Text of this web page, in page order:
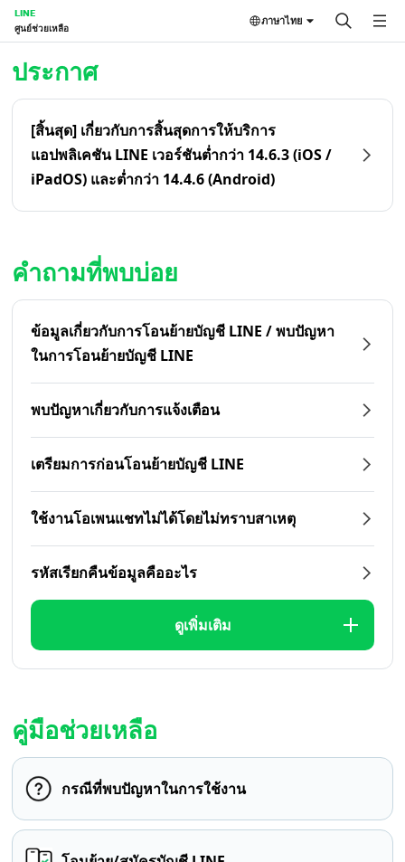
LINE
ศูนย์ช่วยเหลือ
ภาษาไทย
ประกาศ
[สิ้นสุด] เกี่ยวกับการสิ้นสุดการให้บริการ
แอปพลิเคชัน LINE เวอร์ชันต่ำกว่า 14.6.3 (iOS /
iPadOS) และต่ำกว่า 14.4.6 (Android)
คำถามที่พบบ่อย
ข้อมูลเกี่ยวกับการโอนย้ายบัญชี LINE / พบปัญหา
ในการโอนย้ายบัญชี LINE
พบปัญหาเกี่ยวกับการแจ้งเตือน
เตรียมการก่อนโอนย้ายบัญชี LINE
ใช้งานโอเพนแชทไม่ได้โดยไม่ทราบสาเหตุ
รหัสเรียกคืนข้อมูลคืออะไร
ดูเพิ่มเติม
คู่มือช่วยเหลือ
กรณีที่พบปัญหาในการใช้งาน